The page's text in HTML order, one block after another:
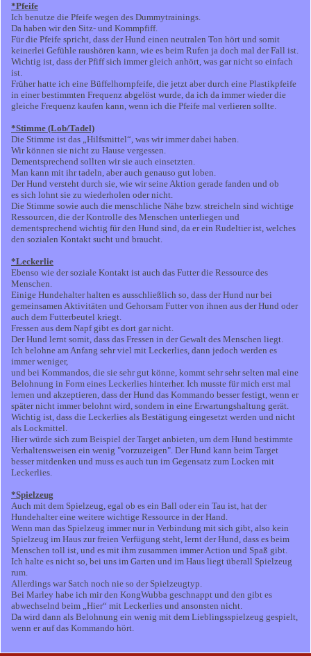
*Pfeife
Ich benutze die Pfeife wegen des Dummytrainings.
Da haben wir den Sitz- und Kommpfiff.
Für die Pfeife spricht, dass der Hund einen neutralen Ton hört und somit
keinerlei Gefühle raushören kann, wie es beim Rufen ja doch mal der Fall ist.
Wichtig ist, dass der Pfiff sich immer gleich anhört, was gar nicht so einfach
ist.
Früher hatte ich eine Büffelhornpfeife, die jetzt aber durch eine Plastikpfeife
in einer bestimmten Frequenz abgelöst wurde, da ich da immer wieder die
gleiche Frequenz kaufen kann, wenn ich die Pfeife mal verlieren sollte.
*Stimme (Lob/Tadel)
Die Stimme ist das „Hilfsmittel“, was wir immer dabei haben.
Wir können sie nicht zu Hause vergessen.
Dementsprechend sollten wir sie auch einsetzten.
Man kann mit ihr tadeln, aber auch genauso gut loben.
Der Hund versteht durch sie, wie wir seine Aktion gerade fanden und ob
es sich lohnt sie zu wiederholen oder nicht.
Die Stimme sowie auch die menschliche Nähe bzw. streicheln sind wichtige
Ressourcen, die der Kontrolle des Menschen unterliegen und
dementsprechend wichtig für den Hund sind, da er ein Rudeltier ist, welches
den sozialen Kontakt sucht und braucht.
*Leckerlie
Ebenso wie der soziale Kontakt ist auch das Futter die Ressource des
Menschen.
Einige Hundehalter halten es ausschließlich so, dass der Hund nur bei
gemeinsamen Aktivitäten und Gehorsam Futter von ihnen aus der Hund oder
auch dem Futterbeutel kriegt.
Fressen aus dem Napf gibt es dort gar nicht.
Der Hund lernt somit, dass das Fressen in der Gewalt des Menschen liegt.
Ich belohne am Anfang sehr viel mit Leckerlies, dann jedoch werden es
immer weniger,
und bei Kommandos, die sie sehr gut könne, kommt sehr sehr selten mal eine
Belohnung in Form eines Leckerlies hinterher. Ich musste für mich erst mal
lernen und akzeptieren, dass der Hund das Kommando besser festigt, wenn er
später nicht immer belohnt wird, sondern in eine Erwartungshaltung gerät.
Wichtig ist, dass die Leckerlies als Bestätigung eingesetzt werden und nicht
als Lockmittel.
Hier würde sich zum Beispiel der Target anbieten, um dem Hund bestimmte
Verhaltensweisen ein wenig "vorzuzeigen". Der Hund kann beim Target
besser mitdenken und muss es auch tun im Gegensatz zum Locken mit
Leckerlies.
*Spielzeug
Auch mit dem Spielzeug, egal ob es ein Ball oder ein Tau ist, hat der
Hundehalter eine weitere wichtige Ressource in der Hand.
Wenn man das Spielzeug immer nur in Verbindung mit sich gibt, also kein
Spielzeug im Haus zur freien Verfügung steht, lernt der Hund, dass es beim
Menschen toll ist, und es mit ihm zusammen immer Action und Spaß gibt.
Ich halte es nicht so, bei uns im Garten und im Haus liegt überall Spielzeug
rum.
Allerdings war Satch noch nie so der Spielzeugtyp.
Bei Marley habe ich mir den KongWubba geschnappt und den gibt es
abwechselnd beim „Hier“ mit Leckerlies und ansonsten nicht.
Da wird dann als Belohnung ein wenig mit dem Lieblingsspielzeug gespielt,
wenn er auf das Kommando hört.